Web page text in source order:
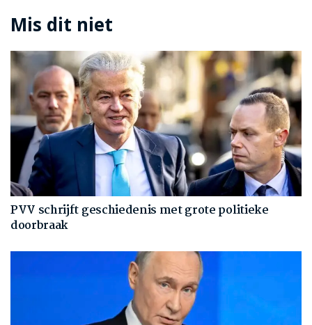
Mis dit niet
PVV schrijft geschiedenis met grote politieke
doorbraak